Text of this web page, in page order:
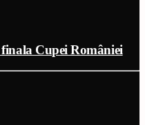
Cupei României